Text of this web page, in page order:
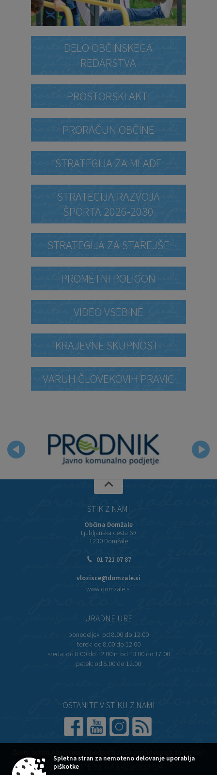
DELO OBČINSKEGA
REDARSTVA
PROSTORSKI AKTI
PRORAČUN OBČINE
STRATEGIJA ZA MLADE
STRATEGIJA RAZVOJA
ŠPORTA 2026-2030
STRATEGIJA ZA STAREJŠE
PROMETNI POLIGON
VIDEO VSEBINE
KRAJEVNE SKUPNOSTI
VARUH ČLOVEKOVIH PRAVIC
STIK Z NAMI
Občina Domžale
Ljubljanska cesta 69
1230 Domžale
01 721 07 87
vlozisce@domzale.si
www.domzale.si
URADNE URE
ponedeljek: od 8.00 do 12.00
torek: od 8.00 do 12.00
sreda: od 8.00 do 12.00 in od 13.00 do 17.00
petek: od 8.00 do 12.00
OSTANITE V STIKU Z NAMI
Želite ostati obveščeni in podpreti naša prizadevanja za razvoj?
NAROČITE SE NA E-OBVESTILA
Spletna stran za nemoteno delovanje uporablja
piškotke